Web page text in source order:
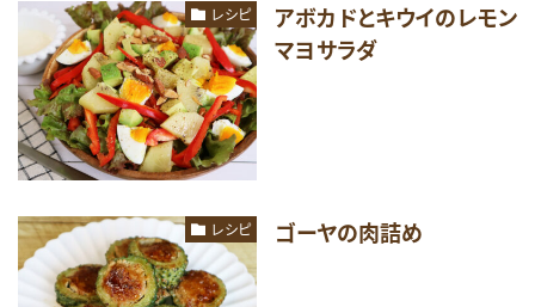
レシピ
アボカドとキウイのレモン
マヨサラダ
レシピ ゴーヤの肉詰め